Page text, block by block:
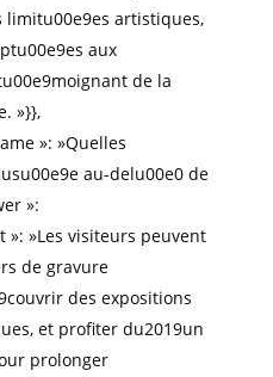
limitu00e9es artistiques,
aux
de la
»}},
»: »Quelles
au-delu00e0 de
»:
»: »Les visiteurs peuvent
de gravure
des expositions
et profiter du2019un
prolonger